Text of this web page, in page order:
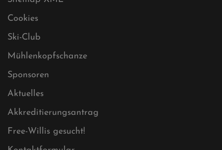
Datenschutz
Impressum
Sitemap
Sitemap XML
Cookies